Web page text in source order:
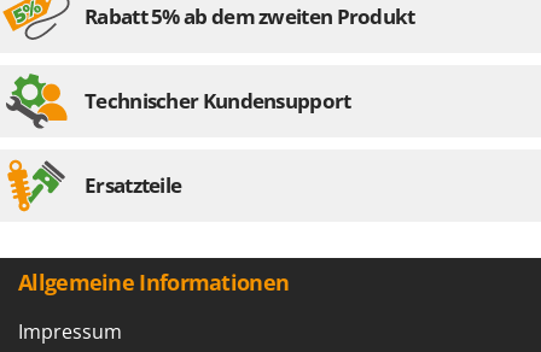
Rabatt 5% ab dem zweiten Produkt
Technischer Kundensupport
Ersatzteile
Allgemeine Informationen
Impressum